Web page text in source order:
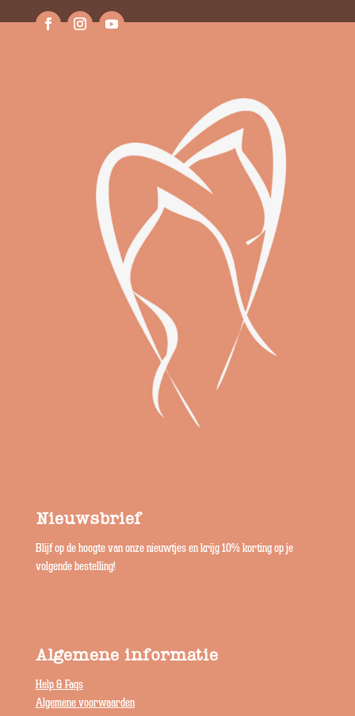
Nieuwsbrief
Blijf op de hoogte van onze nieuwtjes en krijg 10% korting op je
volgende bestelling!
Algemene informatie
Help & Faqs
Algemene voorwaarden